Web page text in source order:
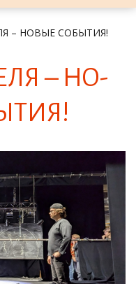
– НОВЫЕ СОБЫТИЯ!
– НО­